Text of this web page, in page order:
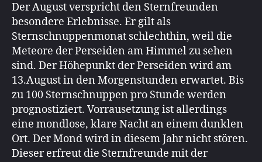
Der August verspricht den Sternfreunden
besondere Erlebnisse. Er gilt als
Sternschnuppenmonat schlechthin, weil die
Meteore der Perseiden am Himmel zu sehen
sind. Der Höhepunkt der Perseiden wird am
13.August in den Morgenstunden erwartet. Bis
zu 100 Sternschnuppen pro Stunde werden
prognostiziert. Vorrausetzung ist allerdings
eine mondlose, klare Nacht an einem dunklen
Ort. Der Mond wird in diesem Jahr nicht stören.
Dieser erfreut die Sternfreunde mit der